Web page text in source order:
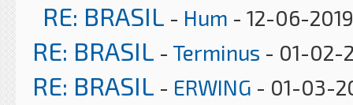
RE: BRASIL - Hum - 12-06-
RE: BRASIL - Terminus - 01-02-
RE: BRASIL - ERWING - 01-03-